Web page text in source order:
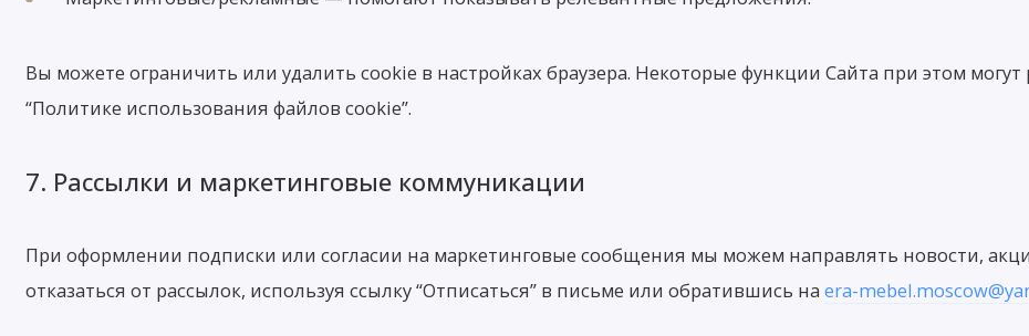
Вы можете ограничить или удалить cookie в настройках браузера. Некоторые функции Сайта при этом
“Политике использования файлов cookie”.
7. Рассылки и маркетинговые коммуникации
При оформлении подписки или согласии на маркетинговые сообщения мы можем направлять новости,
отказаться от рассылок, используя ссылку “Отписаться” в письме или обратившись на era-